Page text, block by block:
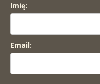
Imię:
Email: